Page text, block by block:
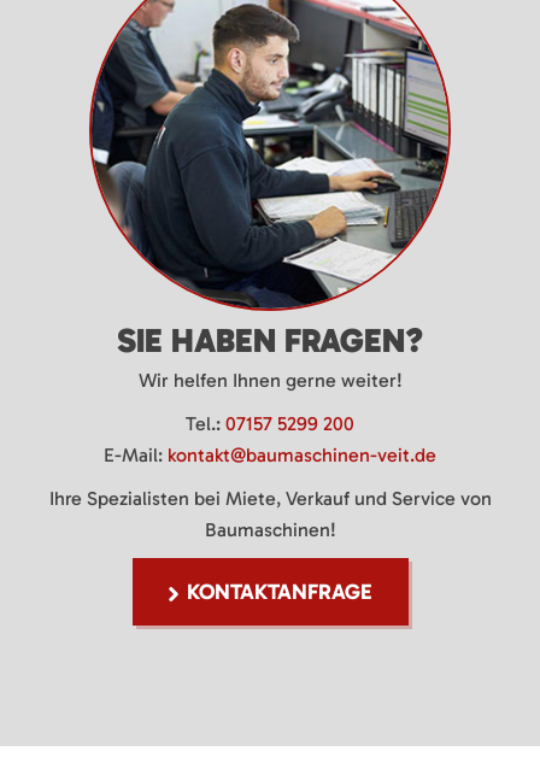
SIE HABEN FRAGEN?
Wir helfen Ihnen gerne weiter!
Tel.: 07157 5299 200
E-Mail: kontakt@baumaschinen-veit.de
Ihre Spezialisten bei Miete, Verkauf und Service von
Baumaschinen!
KONTAKTANFRAGE